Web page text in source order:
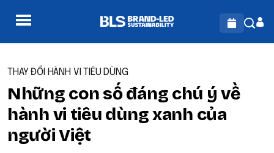
THAY ĐỔI HÀNH VI TIÊU DÙNG
Những con số đáng chú ý về
hành vi tiêu dùng xanh của
người Việt